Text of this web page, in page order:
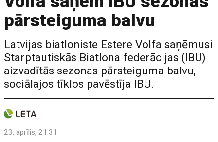
pārsteiguma balvu
Latvijas biatloniste Estere Volfa saņēmusi
Starptautiskās Biatlona federācijas (IBU)
aizvadītās sezonas pārsteiguma balvu,
sociālajos tīklos pavēstīja IBU.
23. aprīlis, 21:31